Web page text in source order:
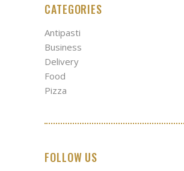
CATEGORIES
Antipasti
Business
Delivery
Food
Pizza
FOLLOW US